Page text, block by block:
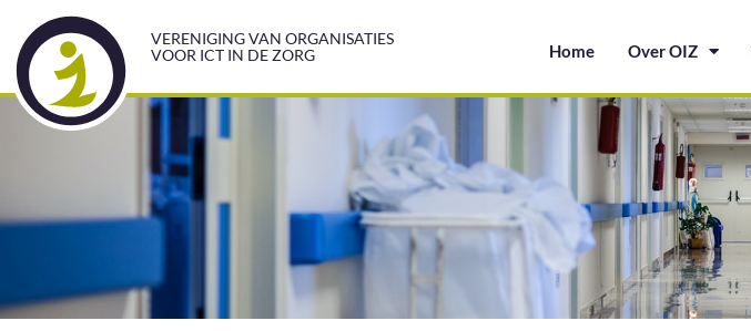
VERENIGING VAN ORGANISATIES
VOOR ICT IN DE ZORG
Home Over OIZ